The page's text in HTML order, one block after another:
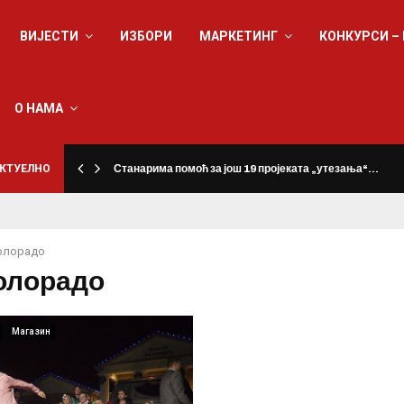
ВИЈЕСТИ ИЗБОРИ МАРКЕТИНГ КОНКУРСИ
О НАМА
Станарима помоћ за још 19 пројеката „утезања“…
Магазин